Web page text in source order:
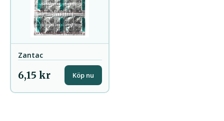
Zantac
6,15 kr Köp nu